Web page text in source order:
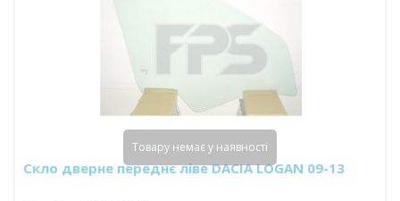
Скло дверне переднє ліве DACIA LOGAN 09-13
Товару немає у наявності